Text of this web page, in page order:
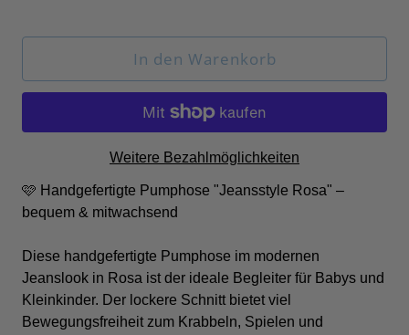
In den Warenkorb
Weitere Bezahlmöglichkeiten
🩷 Handgefertigte Pumphose "Jeansstyle Rosa" –
bequem & mitwachsend
Diese handgefertigte Pumphose im modernen
Jeanslook in Rosa ist der ideale Begleiter für Babys und
Kleinkinder. Der lockere Schnitt bietet viel
Bewegungsfreiheit zum Krabbeln, Spielen und